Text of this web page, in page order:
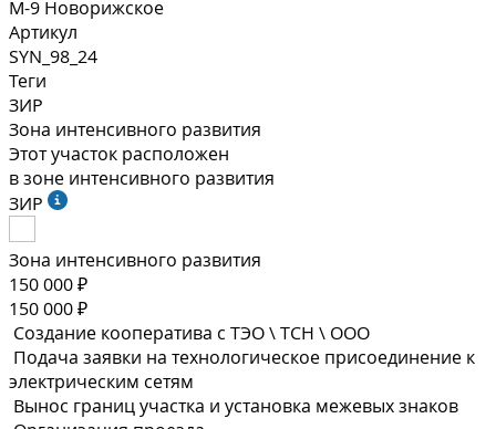
М-9 Новорижское
Артикул
SYN_98_24
Теги
ЗИР
Зона интенсивного развития
Этот участок расположен
в зоне интенсивного развития
ЗИР
Зона интенсивного развития
150 000 ₽
150 000 ₽
Создание кооператива с ТЭО \ ТСН \ ООО
Подача заявки на технологическое присоединение к
электрическим сетям
Вынос границ участка и установка межевых знаков